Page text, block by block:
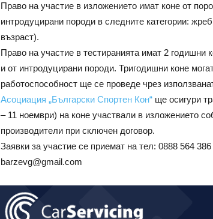
Право на участие в изложението имат коне от
интродуцирани породи в следните категории:
възраст).
Право на участие в тестиранията имат 2 годишни
и от интродуцирани породи. Тригодишни коне
работоспособност ще се проведе чрез
Асоциация „Български Спортен Кон“ ще осигури
– 11 ноември) на коне участвали в изложението
производители при сключен договор.
Заявки за участие се приемат на тел: 0888 564
barzevg@gmail.com